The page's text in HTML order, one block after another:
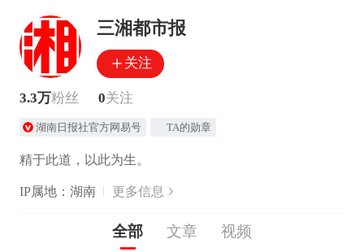
三湘都市报
关注
3.3万粉丝 0关注
湖南日报社官方网易号 TA的勋章
精于此道，以此为生。
IP属地：湖南 更多信息
全部 文章 视频